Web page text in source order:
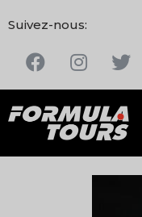
Suivez-nous: